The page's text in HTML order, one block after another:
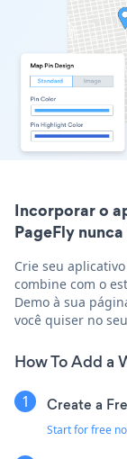
Incorporar o
PageFly
Crie seu
combine com o
Demo à sua
você quiser no
How To Add a
Create a
Start for free